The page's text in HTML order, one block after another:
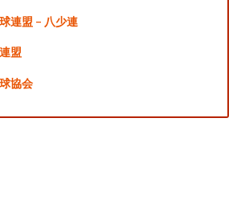
連盟 – 八少連
盟
協会